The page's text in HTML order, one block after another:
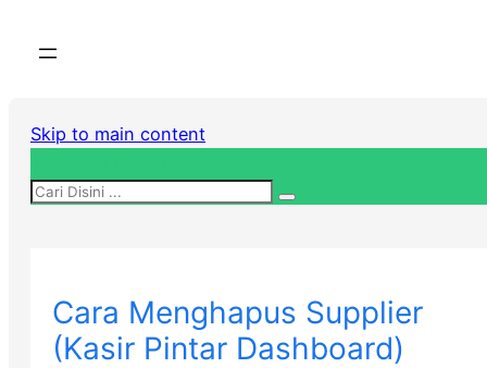
Skip to main content
Cara Menghapus Supplier
(Kasir Pintar Dashboard)